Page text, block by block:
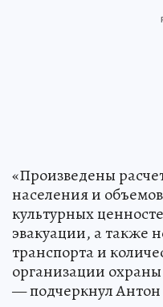
«Произведены
населения и
культурных
эвакуации, а также
транспорта и
организации
— подчеркнул Антон